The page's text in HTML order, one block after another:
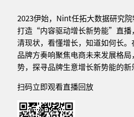
2023伊始，Nint任拓大数据研究
打造“内容驱动增长新势能”直播
清现状，看懂增长，知道如何长。
品牌方奏响聚焦电商未来发展格
势，探寻品牌生意增长新势能的新
扫码立即观看直播回放